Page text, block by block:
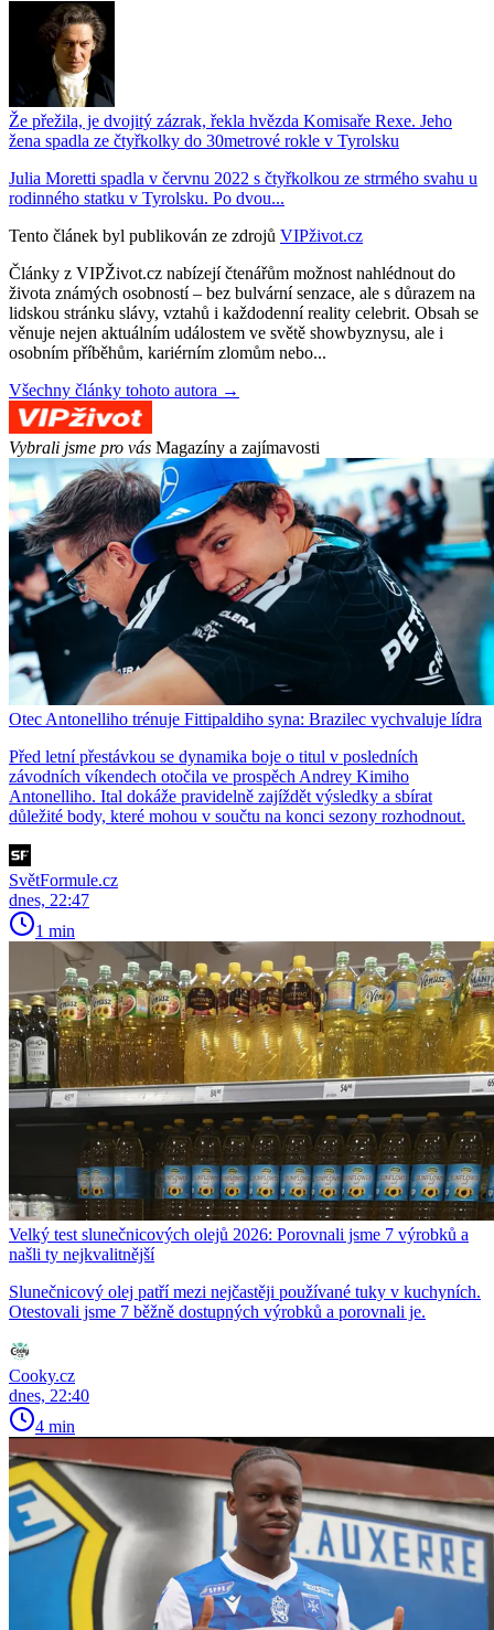
Že přežila, je dvojitý zázrak, řekla hvězda Komisaře Rexe. Jeho
žena spadla ze čtyřkolky do 30metrové rokle v Tyrolsku
Julia Moretti spadla v červnu 2022 s čtyřkolkou ze strmého svahu u
rodinného statku v Tyrolsku. Po dvou...
Tento článek byl publikován ze zdrojů VIPživot.cz
Články z VIPŽivot.cz nabízejí čtenářům možnost nahlédnout do
života známých osobností – bez bulvární senzace, ale s důrazem na
lidskou stránku slávy, vztahů i každodenní reality celebrit. Obsah se
věnuje nejen aktuálním událostem ve světě showbyznysu, ale i
osobním příběhům, kariérním zlomům nebo...
Všechny články tohoto autora →
Vybrali jsme pro vás Magazíny a zajímavosti
Otec Antonelliho trénuje Fittipaldiho syna: Brazilec vychvaluje lídra
Před letní přestávkou se dynamika boje o titul v posledních
závodních víkendech otočila ve prospěch Andrey Kimiho
Antonelliho. Ital dokáže pravidelně zajíždět výsledky a sbírat
důležité body, které mohou v součtu na konci sezony rozhodnout.
SvětFormule.cz
dnes, 22:47
1 min
Velký test slunečnicových olejů 2026: Porovnali jsme 7 výrobků a
našli ty nejkvalitnější
Slunečnicový olej patří mezi nejčastěji používané tuky v kuchyních.
Otestovali jsme 7 běžně dostupných výrobků a porovnali je.
Cooky.cz
dnes, 22:40
4 min